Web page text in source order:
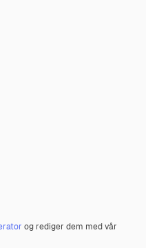
og rediger dem med vår